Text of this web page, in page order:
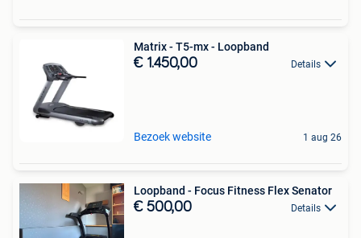
Matrix - T5-mx - Loopband
€ 1.450,00 Details
Bezoek website 1 aug 26
Loopband - Focus Fitness Flex Senator
€ 500,00 Details